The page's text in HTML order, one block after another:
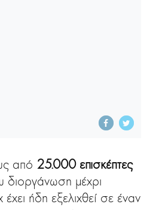
από 25.000 επισκέπτες
διοργάνωση μέχρι
ήδη εξελιχθεί σε έναν